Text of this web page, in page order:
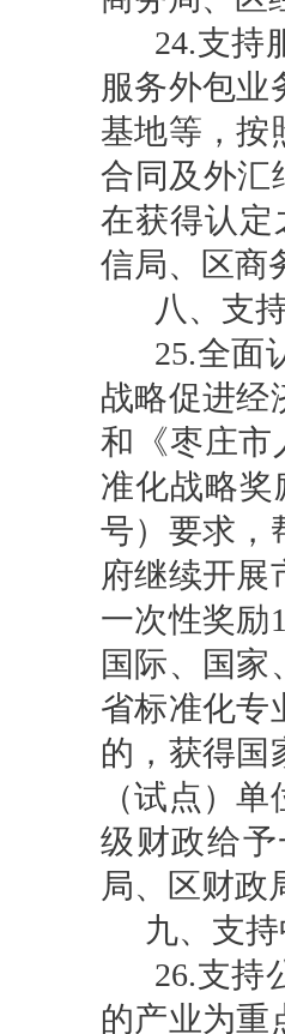
24.支持
服务外包业
基地等，按
合同及外汇
在获得认定
信局、区商
八、支
25.全面
战略促进经
和《枣庄市
准化战略奖
号）要求，
府继续开展
一次性奖励
国际、国家
省标准化专
的，获得国
（试点）
级财政给
局、区财政
九、支
26.支持
的产业为重